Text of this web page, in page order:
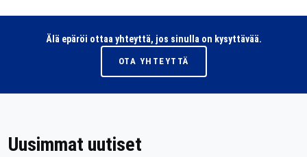
Älä epäröi ottaa yhteyttä, jos sinulla on kysyttävää.
OTA YHTEYTTÄ
Uusimmat uutiset